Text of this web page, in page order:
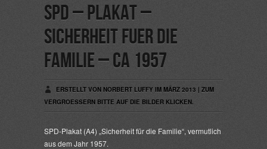
SPD – Plakat –
Sicherheit fuer die
Familie – ca 1957
ERSTELLT VON NORBERT LUFFY IM MÄRZ 2013 | ZUM
VERGROESSERN BITTE AUF DIE BILDER KLICKEN.
SPD-Plakat (A4) „Sicherheit für die Familie“, vermutlich
aus dem Jahr 1957.